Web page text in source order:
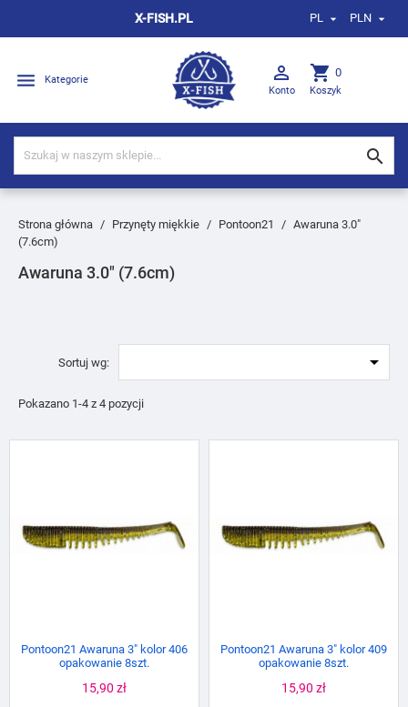
X-FISH.PL PL  PLN 
 Kategorie 
Konto
shopping_cart 0
Koszyk

Strona główna Przynęty miękkie Pontoon21
Awaruna 3.0"
(7.6cm)
Awaruna 3.0" (7.6cm)
Sortuj wg: 
Pokazano 1-4 z 4 pozycji
Pontoon21 Awaruna 3" kolor 406
opakowanie 8szt.
Cena
15,90 zł
Pontoon21 Awaruna 3" kolor 409
opakowanie 8szt.
Cena
15,90 zł